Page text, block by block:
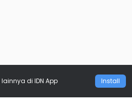
lainnya di IDN App Install